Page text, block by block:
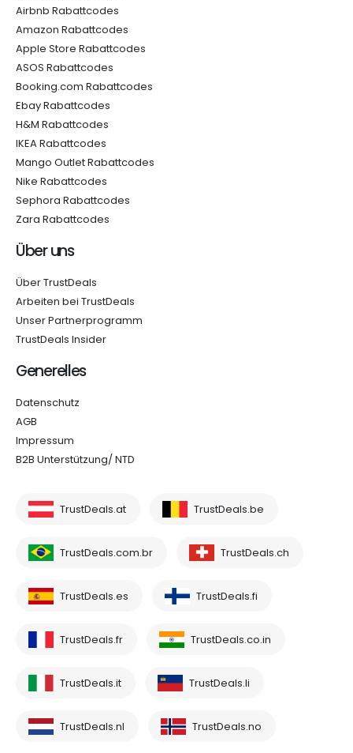
Airbnb Rabattcodes
Amazon Rabattcodes
Apple Store Rabattcodes
ASOS Rabattcodes
Booking.com Rabattcodes
Ebay Rabattcodes
H&M Rabattcodes
IKEA Rabattcodes
Mango Outlet Rabattcodes
Nike Rabattcodes
Sephora Rabattcodes
Zara Rabattcodes
Über uns
Über TrustDeals
Arbeiten bei TrustDeals
Unser Partnerprogramm
TrustDeals Insider
Generelles
Datenschutz
AGB
Impressum
B2B Unterstützung/ NTD
TrustDeals.at TrustDeals.be
TrustDeals.com.br TrustDeals.ch
TrustDeals.es TrustDeals.fi
TrustDeals.fr TrustDeals.co.in
TrustDeals.it TrustDeals.li
TrustDeals.nl TrustDeals.no